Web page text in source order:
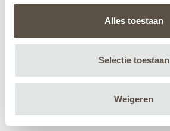
Alles toestaan
Selectie toestaan
Weigeren